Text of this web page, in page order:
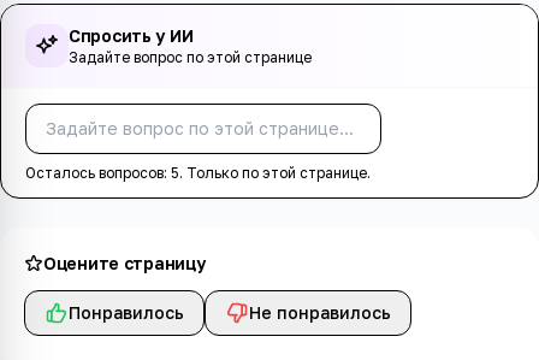
Спросить у ИИ
Задайте вопрос по этой странице
Осталось вопросов: 5. Только по этой странице.
Оцените страницу
Понравилось Не понравилось